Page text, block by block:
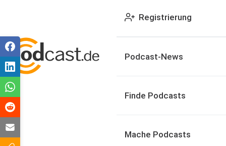
Registrierung
Podcast-News
Finde Podcasts
Mache Podcasts